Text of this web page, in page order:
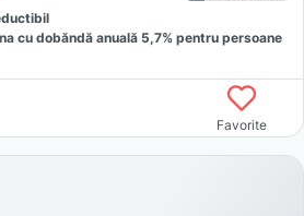
cu dobăndă anuală 5,7% pentru persoane
Favorite